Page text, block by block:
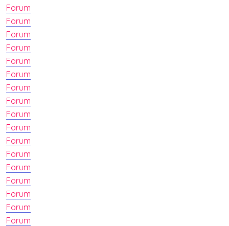
Forum
Forum
Forum
Forum
Forum
Forum
Forum
Forum
Forum
Forum
Forum
Forum
Forum
Forum
Forum
Forum
Forum